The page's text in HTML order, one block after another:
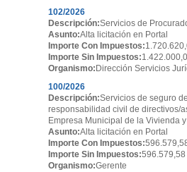
102/2026
Descripción:Servicios de
Asunto:Alta licitación en Portal
Importe Con Impuestos:
Importe Sin Impuestos:
Organismo: Dirección Servicios
100/2026
Descripción:Servicios de seguro
responsabilidad civil de directivos/
Empresa Municipal de la Vivienda
Asunto:Alta licitación en Portal
Importe Con Impuestos:
Importe Sin Impuestos:596.579,58
Organismo:Gerente